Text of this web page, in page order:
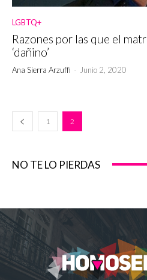
LGBTQ+
Razones por las que el
‘dañino’
Ana Sierra Arzuffi - Junio 2, 2020
1 2
NO TE LO PIERDAS